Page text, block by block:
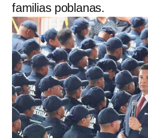
familias poblanas.